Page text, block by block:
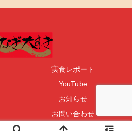
実食レポート
YouTube
お知らせ
お問い合わせ